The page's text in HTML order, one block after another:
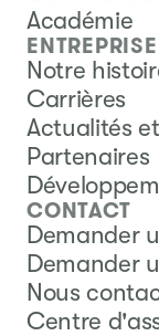
Académie
ENTREPRISE
Notre
Carrières
Actualités
Partenaires
CONTACT
Demander
Demander
Nous
Centre